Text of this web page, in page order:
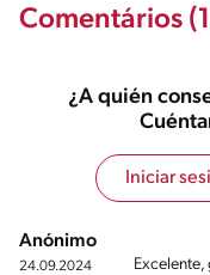
Comentários
¿A quién
Iniciar
Anónimo
24.09.2024